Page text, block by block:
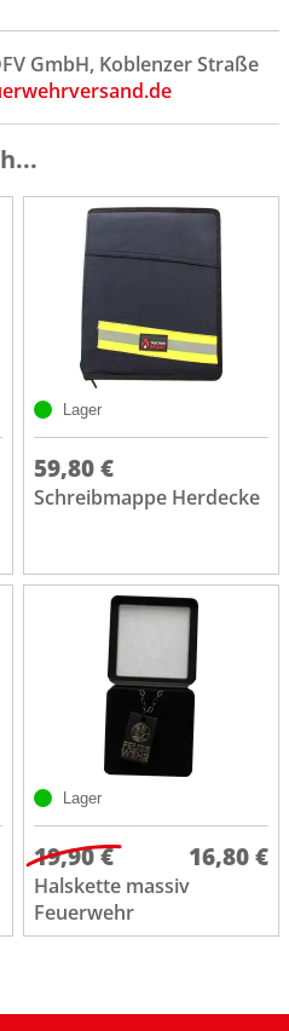
GmbH, Koblenzer Straße
Lager
59,80 €
Schreibmappe Herdecke
Lager
19,90 € 16,80 €
Halskette massiv
Feuerwehr